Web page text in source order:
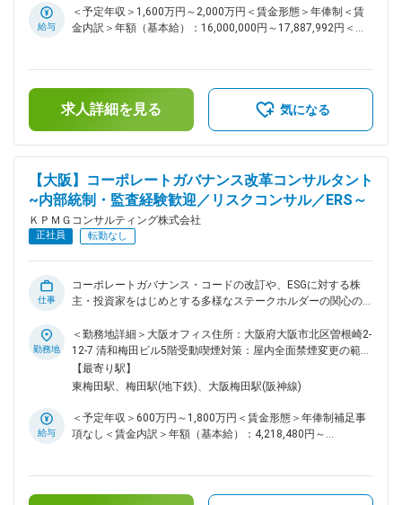
Operating Model と、その内容に沿って事前に設定された
Oracle ERP Cloud、および方法論やアセットを提供すること
Oracle ERP Cloud をクライアントの変革のEnablerとして活用
し、クライアントのDX・業務変革の実現を支援します。
★KPMG Globalでは、Oracle社のプレミアムパートナーとして
豊富なOracleソリューションの導入実績を有しています。
ワークを活用しながら、日本におけるPE for Oracle ERP Cloud
ビジネスの立ち上げを推進していただけるリーダークラスを募
集します。 ■業務内容： 下記に加えてチームの責任者とし
て、組織運営（採用、メンバーのアサイン管理、評価などを含
む）、KPMG Globalやオフショア開発拠点とのグローバルコミ
ュニケーションや日本オラクル社他とのアライアンスをリード
デモを通したクライアントニーズの把握と提案 ・DX・業務改
革の基本構想策定 ・要件定義、パラメータ設定 ・アドオン機
・テスト、移行、およびトレーニング ・新業務・新システム
の定着化、および継続的な変革の支援 ・プロジェクト管理、
給与
＜予定年収＞1,600万円～2,000万円＜賃金形態＞年俸制＜賃
金内訳＞年額（基本給）：16,000,000円～17,887,992円＜月
(月額)は固定手当を含めた表記です。
求人詳細を見る 気になる
【大阪】コーポレートガバナンス改革コンサルタント
~内部統制・監査経験歓迎／リスクコンサル／ERS～
ＫＰＭＧコンサルティング株式会社
正社員 転勤なし
仕事
コーポレートガバナンス・コードの改訂や、ESGに対する株
主・投資家をはじめとする多様なステークホルダーの関心の高
となっています。単に形だけの改革ではなく、自社のパーパス
や長期ビジョン、 中長期戦略の実現を支える実効性の高いガ
バナンスの構築にむけて、機関設計の変更や、グローバルガバ
ナンス態勢の構築、会社法内部統制の整備やリスクマネジメン
す。 ■プロジェクト事例： ・機関設計変更支援 ・任意の委員
会設置支援 ・コーポレートガバナンス・コードフィットギャ
等） ・監査委員会（監査役会）高度化支援 ・グループガバナ
ンス態勢高度化支援 ・会社法内部統制整備支援 ・グループリ
勤務地
＜勤務地詳細＞大阪オフィス住所：大阪府大阪市北区曽根崎2-
12-7 清和梅田ビル5階受動喫煙対策：屋内全面禁煙変更の範
囲：会社の定める事業所（リモートワーク含む）
【最寄り駅】
東梅田駅、梅田駅(地下鉄)、大阪梅田駅(阪神線)
給与
＜予定年収＞600万円～1,800万円＜賃金形態＞年俸制補足事
項なし＜賃金内訳＞年額（基本給）：4,218,480円～
手当を含む）＜昇給有無＞有＜残業手当＞有＜給与補足＞■昇